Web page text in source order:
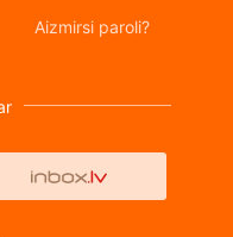
Aizmirsi paroli?